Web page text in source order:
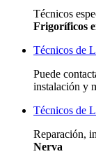
Técnicos
Frigoríficos
Técnicos de
Puede
instalación y
Técnicos de
Reparación,
Nerva